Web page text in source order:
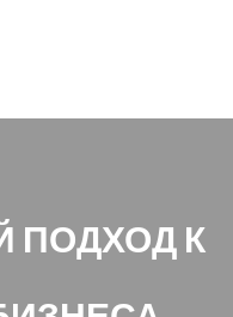
ПОДХОД К